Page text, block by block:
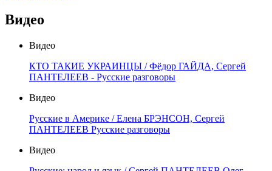
Видео
Видео
КТО ТАКИЕ УКРАИНЦЫ / Фёдор ГАЙДА, Сергей
ПАНТЕЛЕЕВ - Русские разговоры
Видео
Русские в Америке / Елена БРЭНСОН, Сергей
ПАНТЕЛЕЕВ Русские разговоры
Видео